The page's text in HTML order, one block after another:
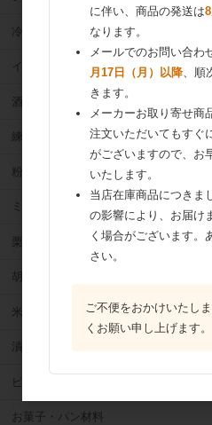
冷凍フルーツ
イースト・酵母
酒類
練乳
粉 乳
ミックス粉
栗・芋・かぼちゃ
胡麻
米粉
漬け込みフルーツ
ピューレ・ペースト
お菓子・パン材料
に伴い、商品の発送は
なります。
メールでのお問い合わ
月17日（月）以降、順
きます。
メーカーお取り寄せ商
注文いただいてもすぐ
がございますので、お
いたします。
当店在庫商品につきま
の影響により、お届け
く場合がございます。
さい。
ご不便をおかけいたし
くお願い申し上げます。